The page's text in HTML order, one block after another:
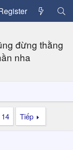
đừng thằng
nha
14 Tiếp